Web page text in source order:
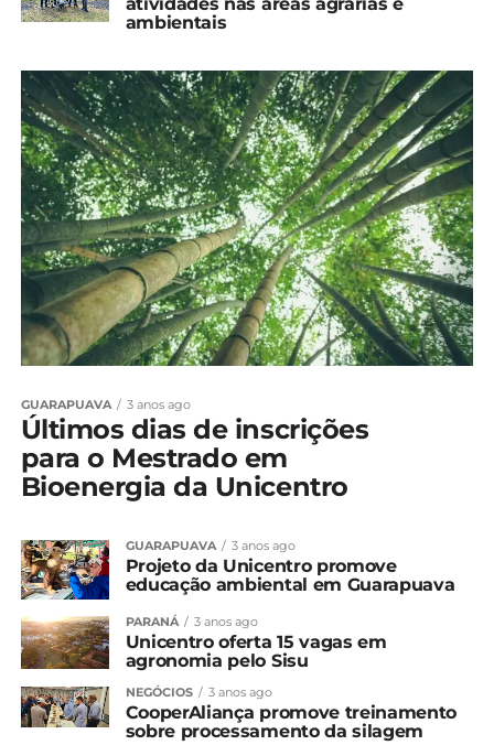
atividades nas áreas agrárias e
ambientais
GUARAPUAVA 3 anos ago
Últimos dias de inscrições
para o Mestrado em
Bioenergia da Unicentro
GUARAPUAVA 3 anos ago
Projeto da Unicentro promove
educação ambiental em Guarapuava
PARANÁ 3 anos ago
Unicentro oferta 15 vagas em
agronomia pelo Sisu
NEGÓCIOS 3 anos ago
CooperAliança promove treinamento
sobre processamento da silagem